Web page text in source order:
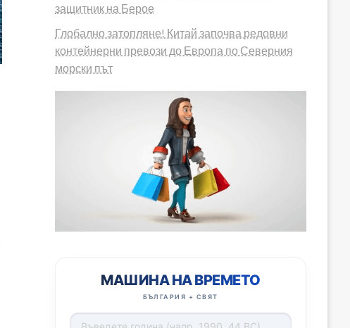
защитник на Берое
Глобално затопляне! Китай започва редовни
контейнерни превози до Европа по Северния
морски път
МАШИНА НА ВРЕМЕТО
БЪЛГАРИЯ + СВЯТ